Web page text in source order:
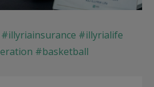
#illyriainsurance #illyrialife
#basketball